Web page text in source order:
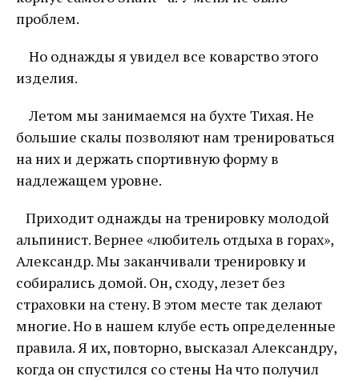
проблем.
Но однажды я увидел все коварство этого
изделия.
Летом мы занимаемся на бухте Тихая. Не
большие скалы позволяют нам тренироваться
на них и держать спортивную форму в
надлежащем уровне.
Приходит однажды на тренировку молодой
альпинист. Вернее «любитель отдыха в горах»,
Александр. Мы заканчивали тренировку и
собирались домой. Он, сходу, лезет без
страховки на стену. В этом месте так делают
многие. Но в нашем клубе есть определенные
правила. Я их, повторно, высказал Александру,
когда он спустился со стены На что получил